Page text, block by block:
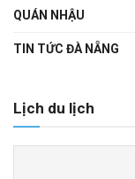
QUÁN NHẬU
TIN TỨC ĐÀ NẴNG
Lịch du lịch